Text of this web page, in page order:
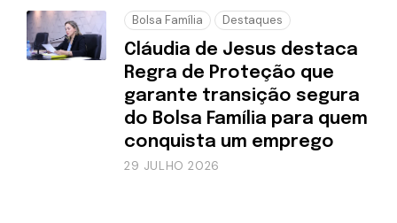
Bolsa Família Destaques
Cláudia de Jesus destaca
Regra de Proteção que
garante transição segura
do Bolsa Família para quem
conquista um emprego
29 JULHO 2026